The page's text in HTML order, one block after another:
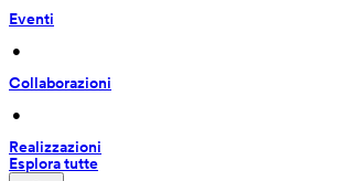
Eventi
•
Collaborazioni
•
Realizzazioni
Esplora tutte